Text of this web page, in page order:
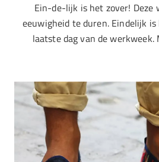
Ein-de-lijk is het zover! Deze
eeuwigheid te duren. Eindelijk
laatste dag van de